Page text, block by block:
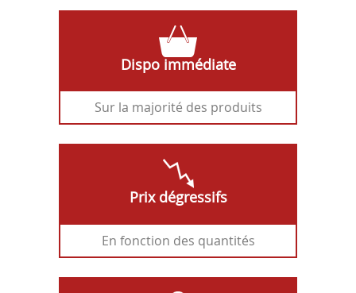
Dispo immédiate
Sur la majorité des produits
Prix dégressifs
En fonction des quantités